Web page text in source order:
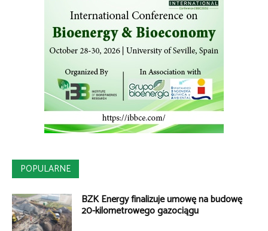
POPULARNE
BZK Energy finalizuje umowę na budowę
20-kilometrowego gazociągu